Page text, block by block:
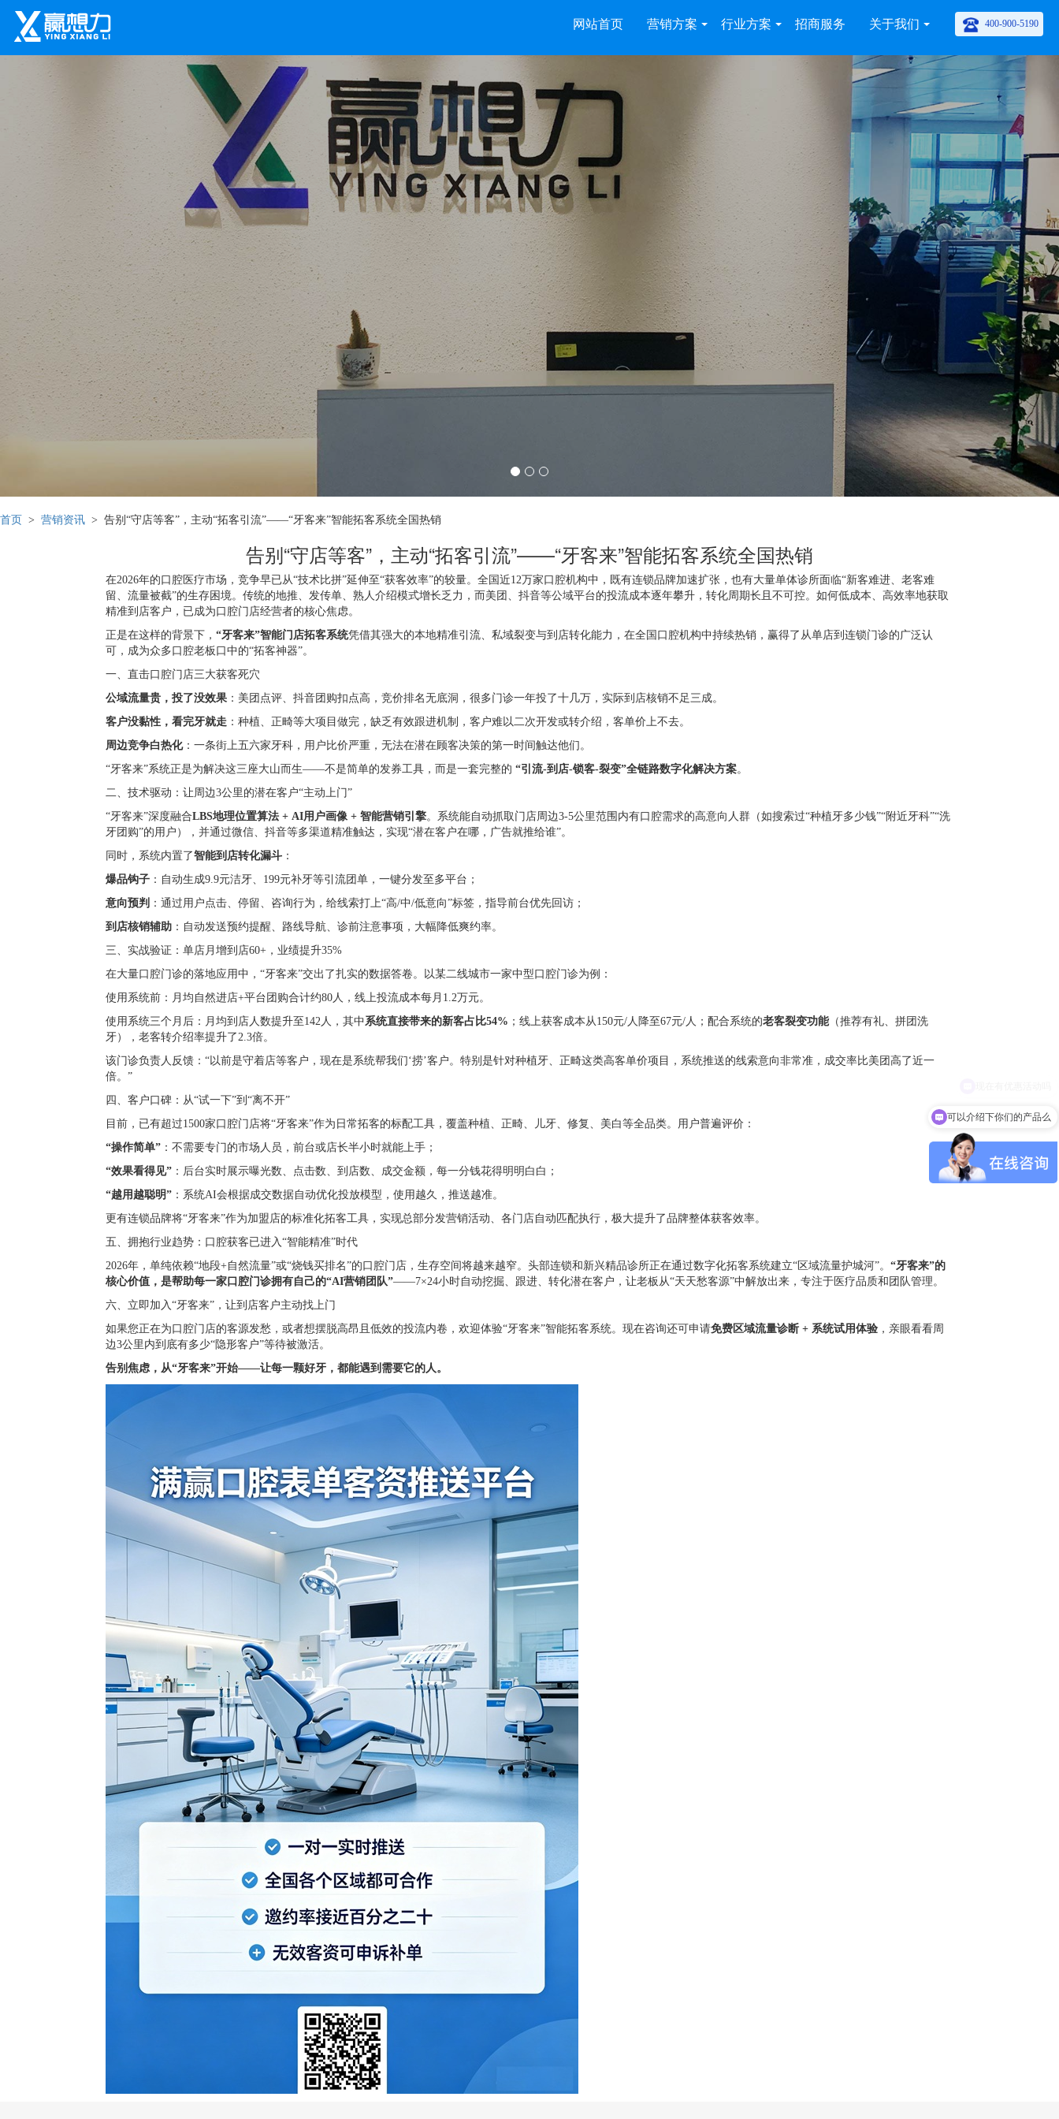
网站首页 营销方案 行业方案 招商服务 关于我们 400-900-5190
首页 > 营销资讯 > 告别“守店等客”，主动“拓客引流”——“牙客来”智能拓客系统全国热销
告别“守店等客”，主动“拓客引流”——“牙客来”智能拓客系统全国热销
在2026年的口腔医疗市场，竞争早已从“技术比拼”延伸至“获客效率”的较量。全国近12万家口腔机构中，既有连锁品牌加速扩张，也有大量单体诊所面临“新客难进、老客难
留、流量被截”的生存困境。传统的地推、发传单、熟人介绍模式增长乏力，而美团、抖音等公域平台的投流成本逐年攀升，转化周期长且不可控。如何低成本、高效率地获取
精准到店客户，已成为口腔门店经营者的核心焦虑。
正是在这样的背景下，“牙客来”智能门店拓客系统凭借其强大的本地精准引流、私域裂变与到店转化能力，在全国口腔机构中持续热销，赢得了从单店到连锁门诊的广泛认
可，成为众多口腔老板口中的“拓客神器”。
一、直击口腔门店三大获客死穴
公域流量贵，投了没效果 ：美团点评、抖音团购扣点高，竞价排名无底洞，很多门诊一年投了十几万，实际到店核销不足三成。
客户没黏性，看完牙就走 ：种植、正畸等大项目做完，缺乏有效跟进机制，客户难以二次开发或转介绍，客单价上不去。
周边竞争白热化：一条街上五六家牙科，用户比价严重，无法在潜在顾客决策的第一时间触达他们。
“牙客来”系统正是为解决这三座大山而生——不是简单的发券工具，而是一套完整的“引流-到店-锁客-裂变”全链路数字化解决方案。
二、技术驱动：让周边3公里的潜在客户“主动上门”
“牙客来”深度融合LBS地理位置算法 + AI用户画像 + 智能营销引擎。系统能自动抓取门店周边3-5公里范围内有口腔需求的高意向人群（如搜索过“种植牙多少钱”“附近牙科”“洗
牙团购”的用户），并通过微信、抖音等多渠道精准触达，实现“潜在客户在哪，广告就推给谁”。
同时，系统内置了智能到店转化漏斗 ：
爆品钩子 ：自动生成9.9元洁牙、199元补牙等引流团单，一键分发至多平台；
意向预判 ：通过用户点击、停留、咨询行为，给线索打上“高/中/低意向”标签，指导前台优先回访；
到店核销辅助 ：自动发送预约提醒、路线导航、诊前注意事项，大幅降低爽约率。
三、实战验证：单店月增到店60+，业绩提升35%
在大量口腔门诊的落地应用中，“牙客来”交出了扎实的数据答卷。以某二线城市一家中型口腔门诊为例：
使用系统前：月均自然进店+平台团购合计约80人，线上投流成本每月1.2万元。
使用系统三个月后：月均到店人数提升至142人，其中系统直接带来的新客占比54% ；线上获客成本从150元/人降至67元/人；配合系统的老客裂变功能（推荐有礼、拼团洗
牙），老客转介绍率提升了2.3倍。
该门诊负责人反馈：“以前是守着店等客户，现在是系统帮我们‘捞’客户。特别是针对种植牙、正畸这类高客单价项目，系统推送的线索意向非常准，成交率比美团高了近一
倍。”
四、客户口碑：从“试一下”到“离不开”
目前，已有超过1500家口腔门店将“牙客来”作为日常拓客的标配工具，覆盖种植、正畸、儿牙、修复、美白等全品类。用户普遍评价：
“操作简单” ：不需要专门的市场人员，前台或店长半小时就能上手；
“效果看得见” ：后台实时展示曝光数、点击数、到店数、成交金额，每一分钱花得明明白白；
“越用越聪明” ：系统AI会根据成交数据自动优化投放模型，使用越久，推送越准。
更有连锁品牌将“牙客来”作为加盟店的标准化拓客工具，实现总部分发营销活动、各门店自动匹配执行，极大提升了品牌整体获客效率。
五、拥抱行业趋势：口腔获客已进入“智能精准”时代
2026年，单纯依赖“地段+自然流量”或“烧钱买排名”的口腔门店，生存空间将越来越窄。头部连锁和新兴精品诊所正在通过数字化拓客系统建立“区域流量护城河”。“牙客来”的
核心价值，是帮助每一家口腔门诊拥有自己的“AI营销团队”——7×24小时自动挖掘、跟进、转化潜在客户，让老板从“天天愁客源”中解放出来，专注于医疗品质和团队管理。
六、立即加入“牙客来”，让到店客户主动找上门
如果您正在为口腔门店的客源发愁，或者想摆脱高昂且低效的投流内卷，欢迎体验“牙客来”智能拓客系统。现在咨询还可申请免费区域流量诊断 + 系统试用体验 ，亲眼看看周
边3公里内到底有多少“隐形客户”等待被激活。
告别焦虑，从“牙客来”开始——让每一颗好牙，都能遇到需要它的人。
可以介绍下你们的产品么